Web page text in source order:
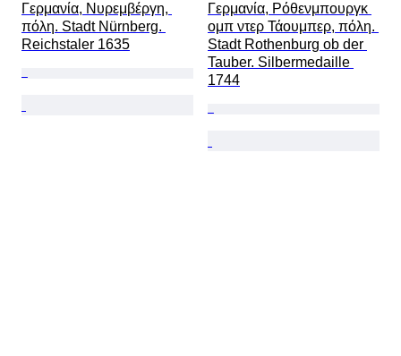
Γερμανία, Νυρεμβέργη,
πόλη. Stadt Nürnberg.
Reichstaler 1635
Γερμανία, Ρόθενμπουργκ
ομπ ντερ Τάουμπερ, πόλη.
Stadt Rothenburg ob der
Tauber. Silbermedaille
1744